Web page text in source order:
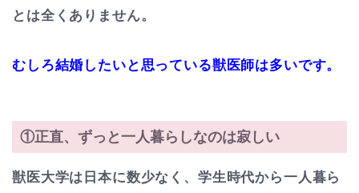
とは全くありません。
むしろ結婚したいと思っている獣医師は多いです。
①正直、ずっと一人暮らしなのは寂しい
獣医大学は日本に数少なく、学生時代から一人暮ら